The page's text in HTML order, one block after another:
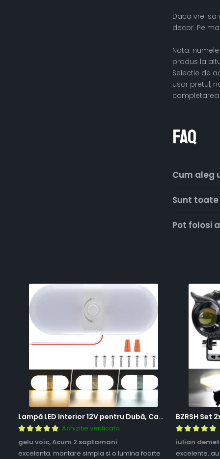
Daca vrei
decor. Pe
Nota:
produs la
Selectie de
usor pretul,
FAQ
Cum aleg
Sunt
Pot folosi
Lampă LED Interior 12V pentru Dubă, Camper și Rulotă - 180LED, 33 cm, 3 Temperaturii de Culoare, Intensitate Reglabilă, Iluminare Compartiment Marfă
Achizitie verificata
gelu voic,Acum 2 saptamani
excelenta. montare simpla si o lumina foarte
iulian
excelente,